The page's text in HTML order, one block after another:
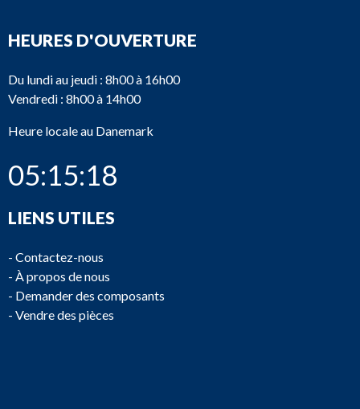
HEURES D'OUVERTURE
Du lundi au jeudi : 8h00 à 16h00
Vendredi : 8h00 à 14h00
Heure locale au Danemark
05:15:18
LIENS UTILES
- Contactez-nous
- À propos de nous
- Demander des composants
- Vendre des pièces